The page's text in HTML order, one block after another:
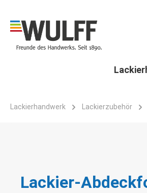
Lackierhandwerk Lackierzubehör
Lackier-